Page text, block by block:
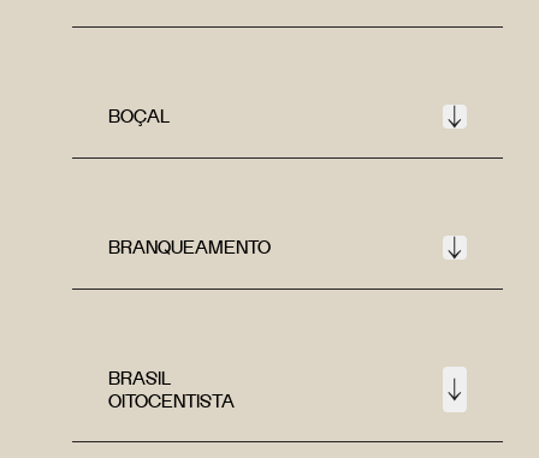
BOÇAL
BRANQUEAMENTO
BRASIL
OITOCENTISTA